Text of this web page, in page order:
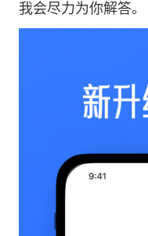
我会尽力为你解答。